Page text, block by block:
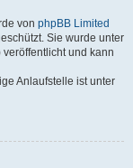
von phpBB Limited
Sie wurde unter
und kann
Anlaufstelle ist unter